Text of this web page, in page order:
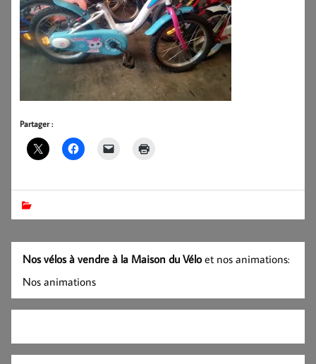
Partager :
Nos vélos à vendre à la Maison du Véloet nos animations:
Nos animations